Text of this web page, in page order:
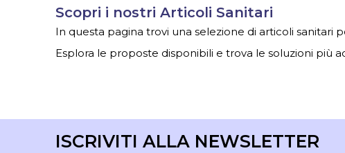
Scopri i nostri Articoli Sanitari
In questa pagina trovi una selezione di articoli sanitari
Esplora le proposte disponibili e trova le soluzioni più
ISCRIVITI ALLA NEWSLETTER